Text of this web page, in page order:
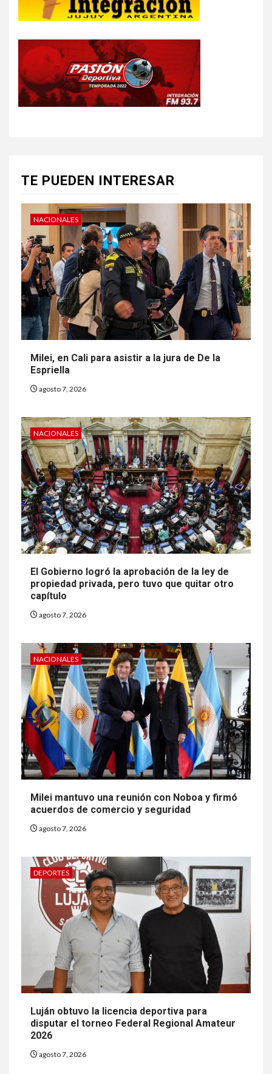
TE PUEDEN INTERESAR
NACIONALES
Milei, en Cali para asistir a la jura de De la
Espriella
agosto 7, 2026
NACIONALES
El Gobierno logró la aprobación de la ley de
propiedad privada, pero tuvo que quitar otro
capítulo
agosto 7, 2026
NACIONALES
Milei mantuvo una reunión con Noboa y firmó
acuerdos de comercio y seguridad
agosto 7, 2026
DEPORTES
Luján obtuvo la licencia deportiva para
disputar el torneo Federal Regional Amateur
2026
agosto 7, 2026